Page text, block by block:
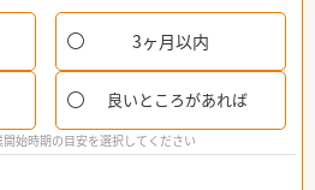
3ヶ月以内
良いところがあれば
始時期の目安を選択してください